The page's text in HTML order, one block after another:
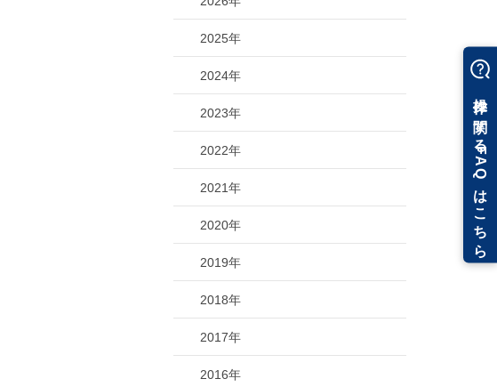
2025年
2024年
2023年
2022年
2021年
2020年
2019年
2018年
2017年
2016年